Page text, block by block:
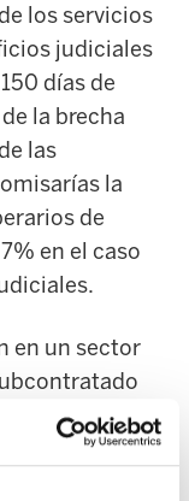
los servicios
judiciales
días de
la brecha
las
la
de
en el caso
en un sector
Gobierno
de